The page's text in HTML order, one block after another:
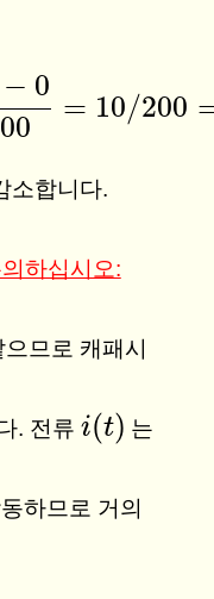
− 0
= 10/200
10/200=0.05
소합니다.
하십시오:
으므로 캐패시
. 전류 i(t)
i(t) 는
하므로 거의